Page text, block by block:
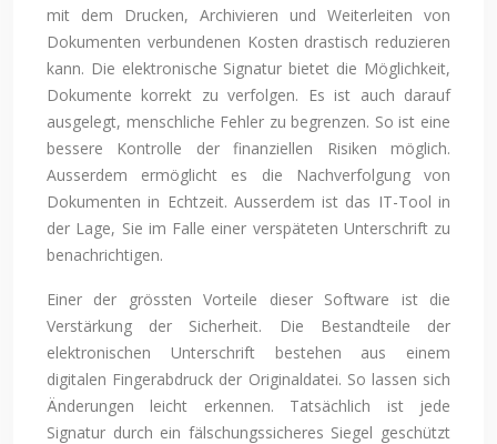
mit dem Drucken, Archivieren und Weiterleiten von
Dokumenten verbundenen Kosten drastisch reduzieren
kann. Die elektronische Signatur bietet die Möglichkeit,
Dokumente korrekt zu verfolgen. Es ist auch darauf
ausgelegt, menschliche Fehler zu begrenzen. So ist eine
bessere Kontrolle der finanziellen Risiken möglich.
Ausserdem ermöglicht es die Nachverfolgung von
Dokumenten in Echtzeit. Ausserdem ist das IT-Tool in
der Lage, Sie im Falle einer verspäteten Unterschrift zu
benachrichtigen.
Einer der grössten Vorteile dieser Software ist die
Verstärkung der Sicherheit. Die Bestandteile der
elektronischen Unterschrift bestehen aus einem
digitalen Fingerabdruck der Originaldatei. So lassen sich
Änderungen leicht erkennen. Tatsächlich ist jede
Signatur durch ein fälschungssicheres Siegel geschützt